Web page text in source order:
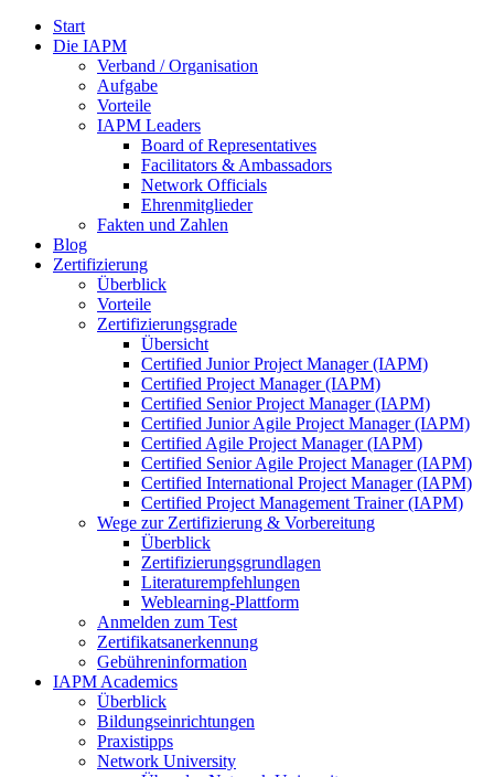
Start
Die IAPM
Verband / Organisation
Aufgabe
Vorteile
IAPM Leaders
Board of Representatives
Facilitators & Ambassadors
Network Officials
Ehrenmitglieder
Fakten und Zahlen
Blog
Zertifizierung
Überblick
Vorteile
Zertifizierungsgrade
Übersicht
Certified Junior Project Manager (IAPM)
Certified Project Manager (IAPM)
Certified Senior Project Manager (IAPM)
Certified Junior Agile Project Manager (IAPM)
Certified Agile Project Manager (IAPM)
Certified Senior Agile Project Manager (IAPM)
Certified International Project Manager (IAPM)
Certified Project Management Trainer (IAPM)
Wege zur Zertifizierung & Vorbereitung
Überblick
Zertifizierungsgrundlagen
Literaturempfehlungen
Weblearning-Plattform
Anmelden zum Test
Zertifikatsanerkennung
Gebühreninformation
IAPM Academics
Überblick
Bildungseinrichtungen
Praxistipps
Network University